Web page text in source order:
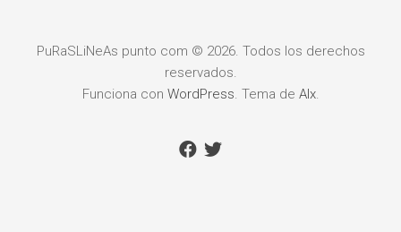
PuRaSLiNeAs punto com © 2026. Todos los derechos
reservados.
Funciona con WordPress. Tema de Alx.